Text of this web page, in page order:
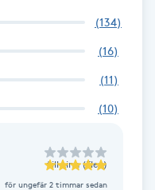
(134)
(16)
(11)
(10)
till Linn (Elev)
för ungefär 2 timmar sedan